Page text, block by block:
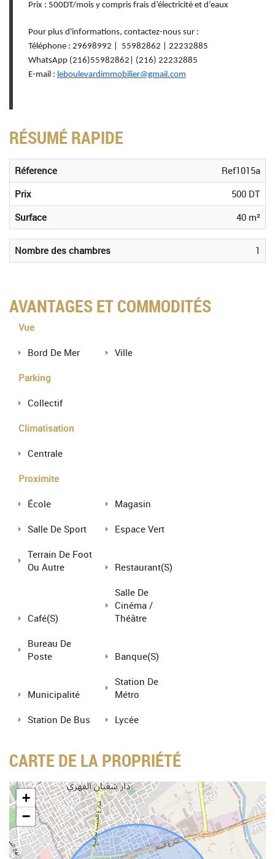
Prix : 500DT/mois y compris frais d’électricité et d’eaux
Pour plus d'informations, contactez-nous sur :
Téléphone : 29698992 | 55982862 | 22232885
WhatsApp (216)55982862| (216) 22232885
E-mail : leboulevardimmobilier@gmail.com
RÉSUMÉ RAPIDE
Réference
Ref1015a
Prix
500 DT
Surface
40 m²
Nombre des chambres 1
AVANTAGES ET COMMODITÉS
Vue
Bord De Mer Ville
Parking
Collectif
Climatisation
Centrale
Proximite
École Magasin
Salle De Sport Espace Vert
Terrain De Foot
Ou Autre
Restaurant(s)
Café(s)
Salle De
Cinéma /
Théâtre
Bureau De
Poste
Banque(s)
Municipalité
Station De
Métro
Station De Bus Lycée
CARTE DE LA PROPRIÉTÉ
+
−